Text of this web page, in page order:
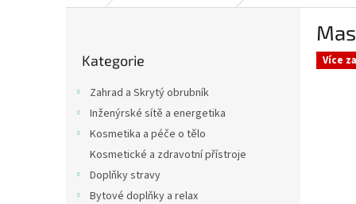
kategorie
Kategorie
Zahrad a Skrytý obrubník
Inženýrské sítě a energetika
Kosmetika a péče o tělo
Kosmetické a zdravotní přístroje
Doplňky stravy
Bytové doplňky a relax
Více